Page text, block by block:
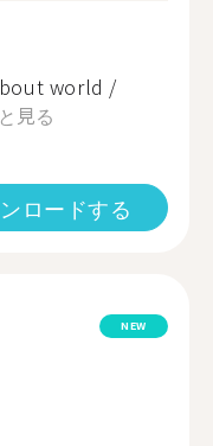
world /
見る
ロードする
NEW